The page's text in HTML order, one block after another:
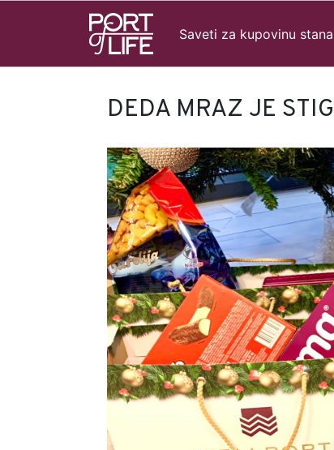
Saveti za kupovinu stana
DEDA MRAZ JE